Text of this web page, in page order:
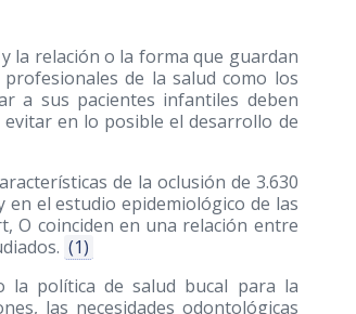
la relación o la forma que guardan
de la salud como los
a sus pacientes infantiles deben
en lo posible el desarrollo de
de la oclusión de 3.630
en el estudio epidemiológico de las
O coinciden en una relación entre
(1)
la política de salud bucal para la
las necesidades odontológicas